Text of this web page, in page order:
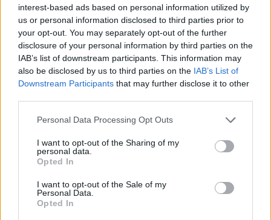
interest-based ads based on personal information utilized by
us or personal information disclosed to third parties prior to
your opt-out. You may separately opt-out of the further
disclosure of your personal information by third parties on the
IAB’s list of downstream participants. This information may
also be disclosed by us to third parties on the IAB’s List of
Downstream Participants that may further disclose it to other
Personal Data Processing Opt Outs
I want to opt-out of the Sharing of my
personal data.
Opted In
I want to opt-out of the Sale of my
Personal Data.
Opted In